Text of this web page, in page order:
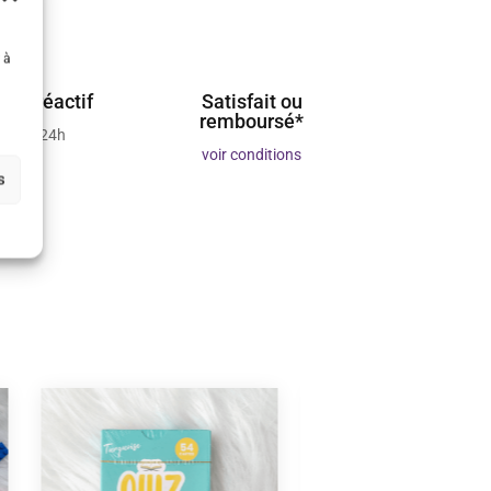
à
réactif
sous 24h
Satisfait ou
remboursé*
voir conditions